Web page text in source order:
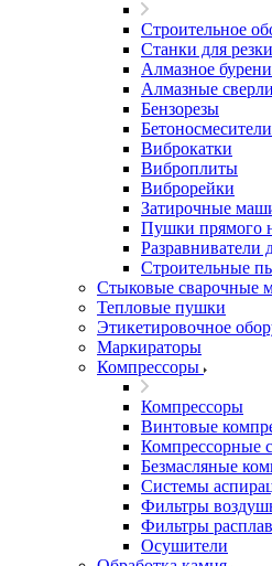
Строительное
Станки для
Алмазное
Алмазные
Бензорезы
Бетоносмесители
Виброкатки
Виброплиты
Виброрейки
Затирочные
Пушки прямого
Разравниватели
Строительные
Стыковые сварочные
Тепловые пушки
Этикетировочное
Маркираторы
Компрессоры
Компрессоры
Винтовые
Компрессорные
Безмасляные
Системы
Фильтры
Фильтры
Осушители